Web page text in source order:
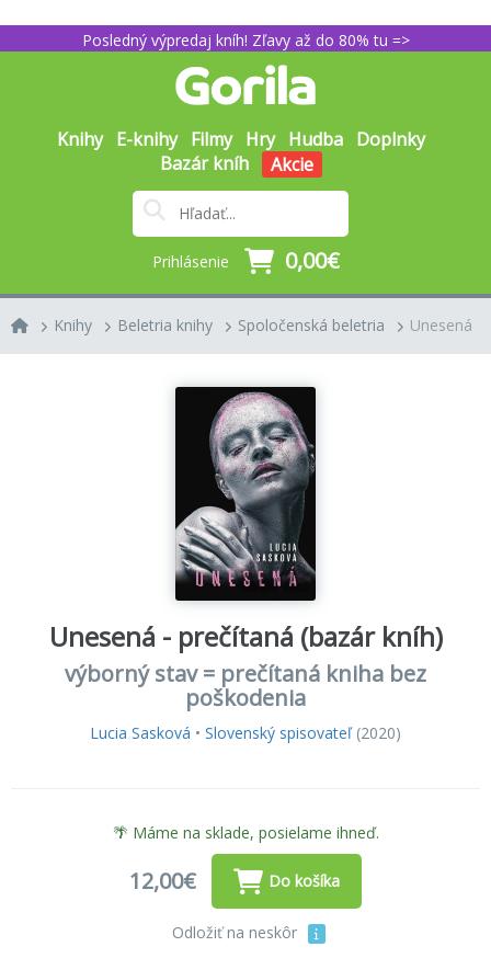
Posledný výpredaj kníh! Zľavy až do 80% tu =>
Knihy E-knihy Filmy Hry Hudba Doplnky
Bazár kníh
Akcie
Prihlásenie 0,00€
Knihy Beletria knihy Spoločenská beletria Unesená
Unesená - prečítaná (bazár kníh)
výborný stav = prečítaná kniha bez
poškodenia
Lucia Sasková • Slovenský spisovateľ(2020)
🌴 Máme na sklade, posielame ihneď.
12,00€ Do košíka
Odložiť na neskôr